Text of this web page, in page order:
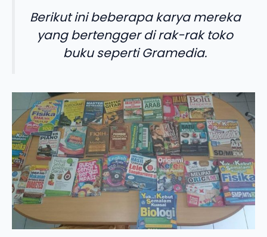
Berikut ini beberapa karya mereka
yang bertengger di rak-rak toko
buku seperti Gramedia.